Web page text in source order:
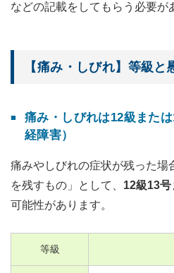
などの記載をしてもらう必要が
【痛み・しびれ】等級と
痛み・しびれは12級また
経障害）
痛みやしびれの症状が残った場
を残すもの」として、 12級13号
可能性があります。
等級